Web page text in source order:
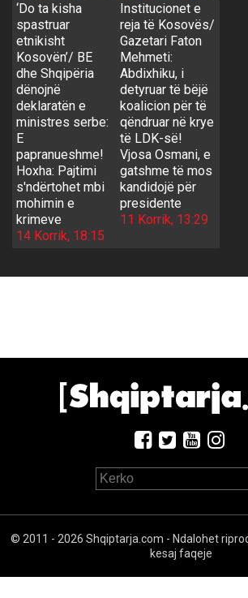
‘Do ta kisha
spastruar
etnikisht
Kosovën’/ BE
dhe Shqipëria
dënojnë
deklaratën e
ministres serbe:
E
papranueshme!
Hoxha: Pajtimi
s'ndërtohet mbi
mohimin e
krimeve
14 Korrik, 18:15
Institucionet e
reja të Kosovës/
Gazetari Faton
Mehmeti:
Abdixhiku, i
detyruar të bëjë
koalicion për të
qëndruar në krye
të LDK-së!
Vjosa Osmani, e
gatshme të mos
kandidojë për
presidente
11 Korrik, 13:29
© 2011 - 2026 Shqiptarja.com - Ndalohet
kesaj faqeje